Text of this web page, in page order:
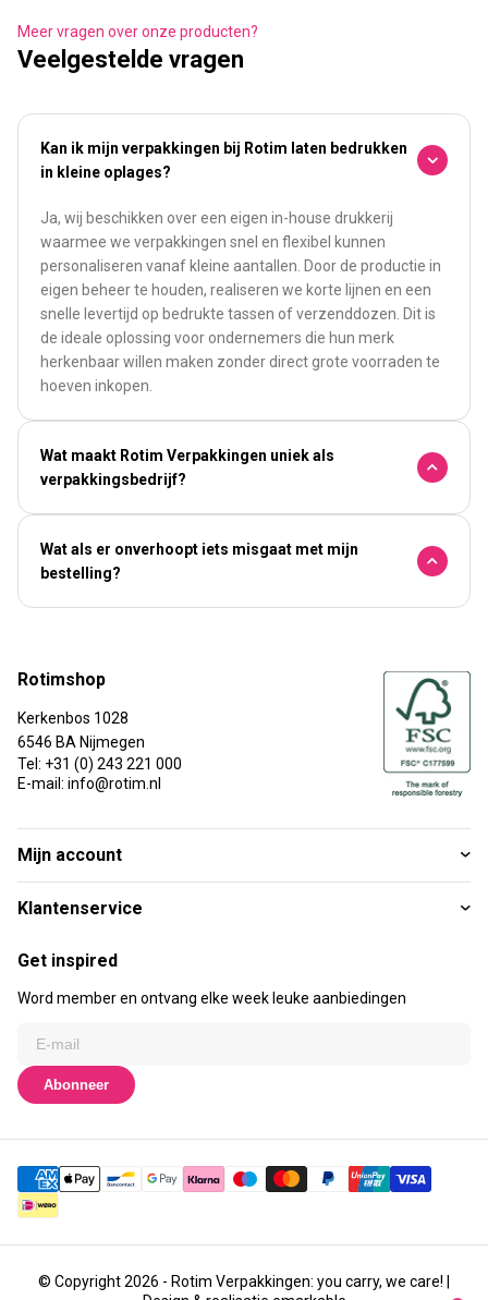
Meer vragen over onze producten?
Veelgestelde vragen
Kan ik mijn verpakkingen bij Rotim laten bedrukken
in kleine oplages?
Ja, wij beschikken over een eigen in-house drukkerij
waarmee we verpakkingen snel en flexibel kunnen
personaliseren vanaf kleine aantallen. Door de productie in
eigen beheer te houden, realiseren we korte lijnen en een
snelle levertijd op bedrukte tassen of verzenddozen. Dit is
de ideale oplossing voor ondernemers die hun merk
herkenbaar willen maken zonder direct grote voorraden te
hoeven inkopen.
Wat maakt Rotim Verpakkingen uniek als
verpakkingsbedrijf?
Wat als er onverhoopt iets misgaat met mijn
bestelling?
Rotimshop
Kerkenbos 1028
6546 BA Nijmegen
Tel: +31 (0) 243 221 000
E-mail: info@rotim.nl
Mijn account
Klantenservice
Get inspired
Word member en ontvang elke week leuke aanbiedingen
Abonneer
© Copyright 2026 - Rotim Verpakkingen: you carry, we care! |